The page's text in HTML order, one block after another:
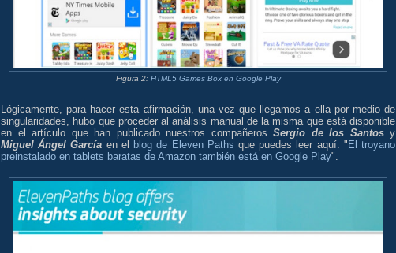
Figura 2: HTML5 Games Box en Google Play
Lógicamente, para hacer esta afirmación, una vez que llegamos a ella por medio de
singularidades, hubo que proceder al análisis manual de la misma que está disponible
en el artículo que han publicado nuestros compañeros Sergio de los Santosy
Miguel Ángel García en el blog de Eleven Paths que puedes leer aquí: " El troyano
preinstalado en tablets baratas de Amazon también está en Google Play".